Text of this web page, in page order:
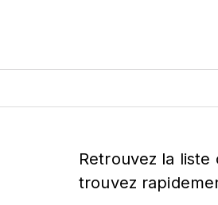
Retrouvez la
trouvez